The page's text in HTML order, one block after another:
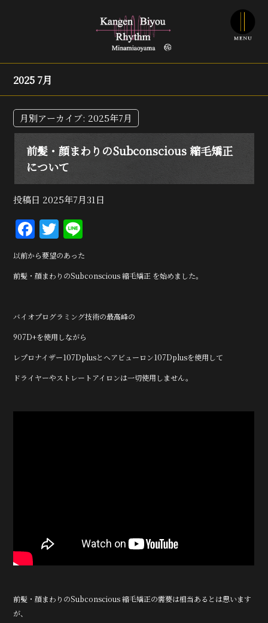
2025 7月
月別アーカイブ: 2025年7月
前髪・顔まわりのSubconscious 縮毛矯正
について
投稿日 2025年7月31日
F
a
c
e
b
o
o
k
T
w
it
te
n
e
以前から要望のあった
前髪・顔まわりのSubconscious 縮毛矯正 を始めました。
バイオプログラミング技術の最高峰の
907D+を使用しながら
レプロナイザー107Dplusとヘアビューロン107Dplusを使用して
ドライヤーやストレートアイロンは一切使用しません。
前髪・顔まわりのSubconscious 縮毛矯正の需要は相当あるとは思います
が、